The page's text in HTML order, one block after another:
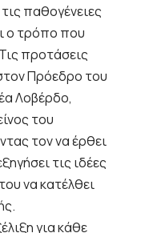
παθογένειες
ο τρόπο που
προτάσεις
Πρόεδρο του
Λοβέρδο,
του
τον να έρθει
τις ιδέες
να κατέλθει
για κάθε